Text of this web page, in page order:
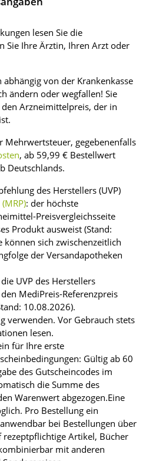
lesen Sie die
Sie Ihre Ärztin, Ihren Arzt oder
von der Krankenkasse
ändern oder wegfallen! Sie
Arzneimittelpreis, der in
Mehrwertsteuer, gegebenenfalls
, ab 59,99 € Bestellwert
Deutschlands.
des Herstellers (UVP)
: der höchste
Preisvergleichsseite
Produkt ausweist (Stand:
sich zwischenzeitlich
der Versandapotheken
UVP des Herstellers
MediPreis-Referenzpreis
10.08.2026).
verwenden. Vor Gebrauch stets
lesen.
für Ihre erste
Gültig ab 60
des Gutscheincodes im
die Summe des
Warenwert abgezogen.Eine
Pro Bestellung ein
bei Bestellungen über
Artikel, Bücher
mit anderen